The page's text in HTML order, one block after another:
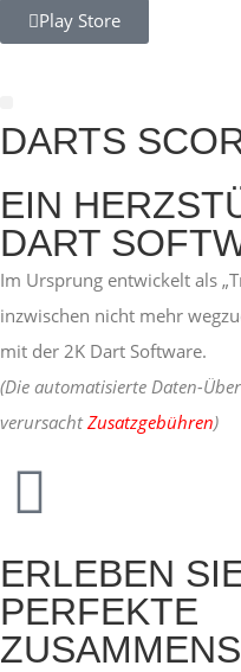
Play Store
DARTS
EIN
DART
Im Ursprung entwickelt als
inzwischen nicht mehr
mit der 2K Dart Software.
(Die automatisierte Daten-
verursachtZusatzgebühren)
ERLEBEN
PERFEKTE